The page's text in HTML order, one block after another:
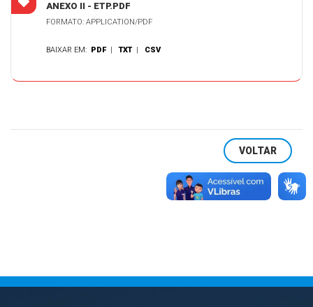
ANEXO II - ETP.PDF
FORMATO: APPLICATION/PDF
BAIXAR EM: PDF |TXT | CSV
VOLTAR